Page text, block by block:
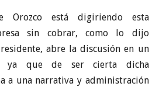
Orozco está digiriendo esta
sin cobrar, como lo dijo
abre la discusión en un
ya que de ser cierta dicha
a una narrativa y administración